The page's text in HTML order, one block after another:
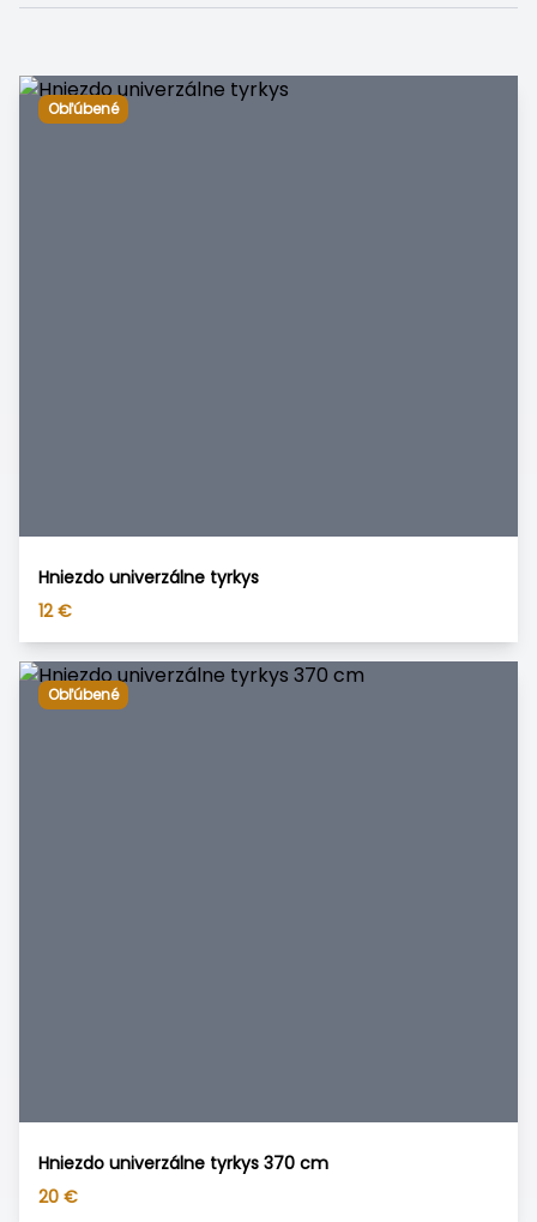
Obľúbené
Hniezdo univerzálne tyrkys
12 €
Obľúbené
Hniezdo univerzálne tyrkys 370 cm
20 €